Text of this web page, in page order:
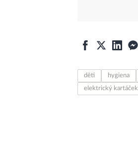
děti hygiena
elektrický kartáček